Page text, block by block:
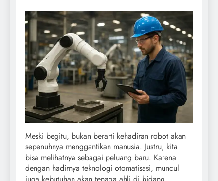
Meski begitu, bukan berarti kehadiran robot akan
sepenuhnya menggantikan manusia. Justru, kita
bisa melihatnya sebagai peluang baru. Karena
dengan hadirnya teknologi otomatisasi, muncul